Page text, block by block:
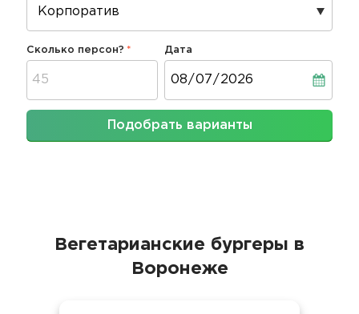
Сколько персон? Дата
Подобрать варианты
Вегетарианские бургеры в
Воронеже